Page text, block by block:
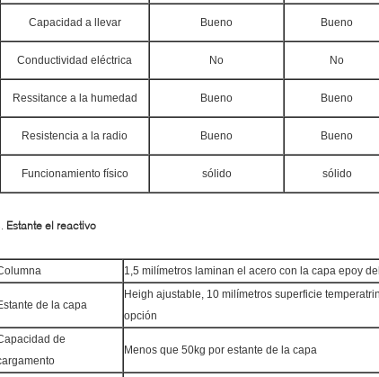
Capacidad a llevar Bueno Bueno
Conductividad eléctrica No No
Ressitance a la humedad Bueno Bueno
Resistencia a la radio Bueno Bueno
Funcionamiento físico sólido sólido
Estante el reactivo
1,5 milímetros laminan el acero con la capa epoy
de la capa
Heigh ajustable, 10 milímetros superficie
opción
de
Menos que 50kg por estante de la capa